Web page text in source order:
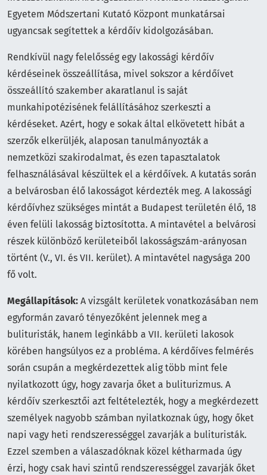
Egyetem Módszertani Kutató Központ munkatársai
ugyancsak segítettek a kérdőív kidolgozásában.
Rendkívül nagy felelősség egy lakossági kérdőív
kérdéseinek összeállítása, mivel sokszor a kérdőívet
összeállító szakember akaratlanul is saját
munkahipotézisének felállításához szerkeszti a
kérdéseket. Azért, hogy e sokak által elkövetett hibát a
szerzők elkerüljék, alaposan tanulmányozták a
nemzetközi szakirodalmat, és ezen tapasztalatok
felhasználásával készültek el a kérdőívek. A kutatás során
a belvárosban élő lakosságot kérdezték meg. A lakossági
kérdőívhez szükséges mintát a Budapest területén élő, 18
éven felüli lakosság biztosította. A mintavétel a belvárosi
részek különböző kerületeiből lakosságszám-arányosan
történt (V., VI. és VII. kerület). A mintavétel nagysága 200
fő volt.
Megállapítások: A vizsgált kerületek vonatkozásában nem
egyformán zavaró tényezőként jelennek meg a
bulituristák, hanem leginkább a VII. kerületi lakosok
körében hangsúlyos ez a probléma. A kérdőíves felmérés
során csupán a megkérdezettek alig több mint fele
nyilatkozott úgy, hogy zavarja őket a buliturizmus. A
kérdőív szerkesztői azt feltételezték, hogy a megkérdezett
személyek nagyobb számban nyilatkoznak úgy, hogy őket
napi vagy heti rendszerességgel zavarják a bulituristák.
Ezzel szemben a válaszadóknak közel kétharmada úgy
érzi, hogy csak havi szintű rendszerességgel zavarják őket